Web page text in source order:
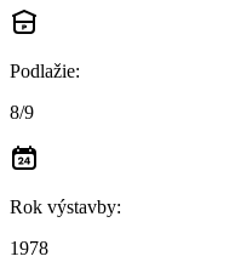
Podlažie:
8/9
Rok výstavby:
1978